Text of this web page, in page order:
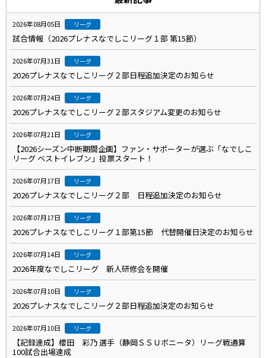
2026年08月05日 リーグ
試合情報（2026プレナスなでしこリーグ１部 第15節）
2026年07月31日 リーグ
2026プレナスなでしこリーグ２部日程追加決定のお知らせ
2026年07月24日 リーグ
2026プレナスなでしこリーグ２部スタジアム変更のお知らせ
2026年07月21日 リーグ
【2026シーズン中断期間企画】ファン・サポーターが選ぶ「なでしこ
リーグ ベストイレブン」投票スタート！
2026年07月17日 リーグ
2026プレナスなでしこリーグ２部 日程追加決定のお知らせ
2026年07月17日 リーグ
2026プレナスなでしこリーグ１部第15節 代替開催日決定のお知らせ
2026年07月14日 リーグ
2026年度なでしこリーグ 新人研修会を開催
2026年07月10日 リーグ
2026プレナスなでしこリーグ２部日程追加決定のお知らせ
2026年07月10日 リーグ
【記録達成】櫻田 彩乃 選手（静岡ＳＳＵボニータ）リーグ戦通算
100試合出場達成